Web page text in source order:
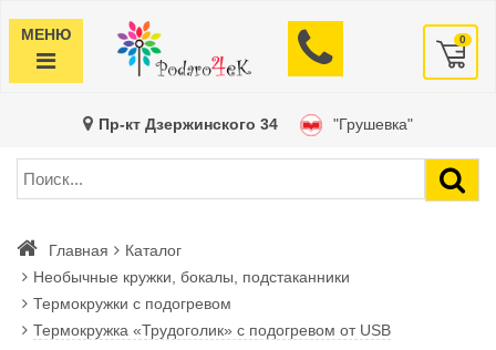
МЕНЮ 0
Пр-кт Дзержинского 34 "Грушевка"
Главная
Каталог
Необычные кружки, бокалы, подстаканники
Термокружки с подогревом
Термокружка «Трудоголик» с подогревом от USB